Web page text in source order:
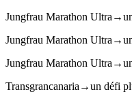
Jungfrau Marathon Ultra →
Jungfrau Marathon Ultra →
Jungfrau Marathon Ultra →
Transgrancanaria →un défi